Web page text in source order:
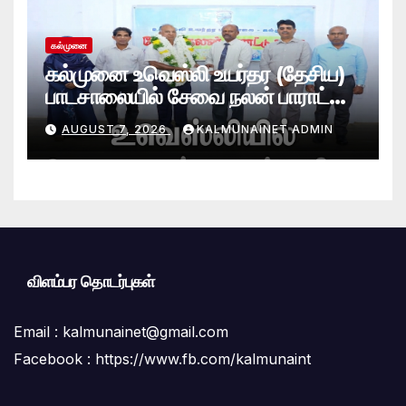
கல்முனை
கல்முனை உவெஸ்லி உயர்தர (தேசிய)
பாடசாலையில் சேவை நலன் பாராட்டு
விழா சிறப்பாக நடைபெற்றது
AUGUST 7, 2026 KALMUNAINET ADMIN
விளம்பர தொடர்புகள்
Email : kalmunainet@gmail.com
Facebook : https://www.fb.com/kalmunaint